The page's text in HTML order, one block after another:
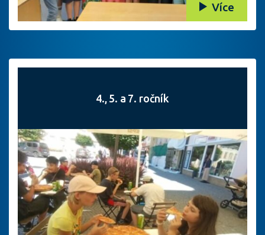
Více
4., 5. a 7. ročník